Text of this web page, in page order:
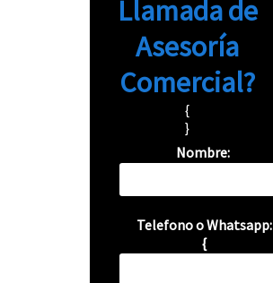
Llamadade
Asesoría
Comercial?
{
}
Nombre:
Telefono o Whatsapp:
{